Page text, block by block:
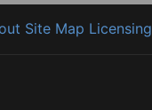
Site Map Licensing